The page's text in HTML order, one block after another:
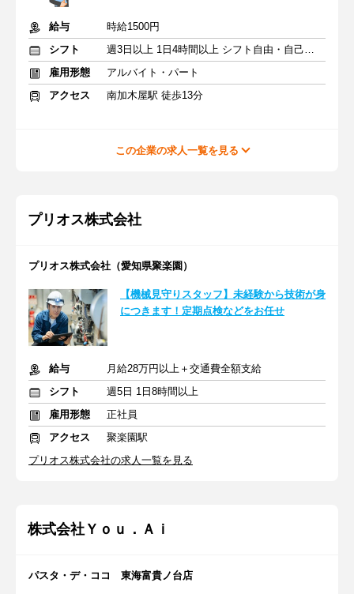
給与
時給1500円
シフト
週3日以上 1日4時間以上 シフト自由・自己申告
雇用形態
アルバイト・パート
アクセス
南加木屋駅 徒歩13分
この企業の求人一覧を見る
プリオス株式会社
プリオス株式会社（愛知県聚楽園）
【機械見守りスタッフ】未経験から技術が身
につきます！定期点検などをお任せ
給与
月給28万円以上＋交通費全額支給
シフト
週5日 1日8時間以上
雇用形態
正社員
アクセス
聚楽園駅
プリオス株式会社の求人一覧を見る
株式会社Ｙｏｕ．Ａｉ
パスタ・デ・ココ 東海富貴ノ台店